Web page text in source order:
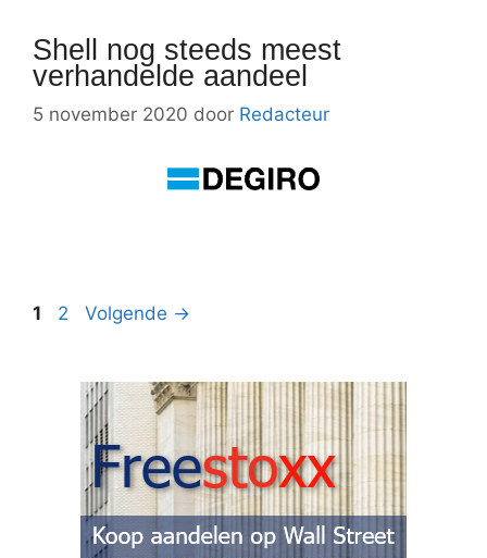
Shell nog steeds meest
verhandelde aandeel
5 november 2020 door Redacteur
Pagina
1 Pagina
2 Volgende →